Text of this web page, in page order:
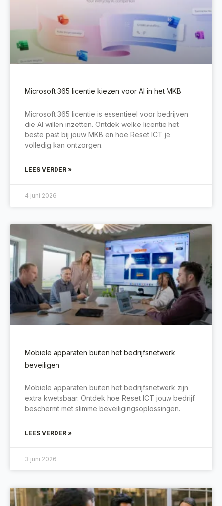
Microsoft 365 licentie kiezen voor AI in het MKB
Microsoft 365 licentie is essentieel voor bedrijven
die AI willen inzetten. Ontdek welke licentie het
beste past bij jouw MKB en hoe Reset ICT je
volledig kan ontzorgen.
LEES VERDER »
4 juni 2026
Mobiele apparaten buiten het bedrijfsnetwerk
beveiligen
Mobiele apparaten buiten het bedrijfsnetwerk zijn
extra kwetsbaar. Ontdek hoe Reset ICT jouw bedrijf
beschermt met slimme beveiligingsoplossingen.
LEES VERDER »
3 juni 2026